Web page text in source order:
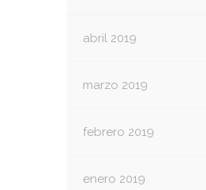
abril 2019
marzo 2019
febrero 2019
enero 2019